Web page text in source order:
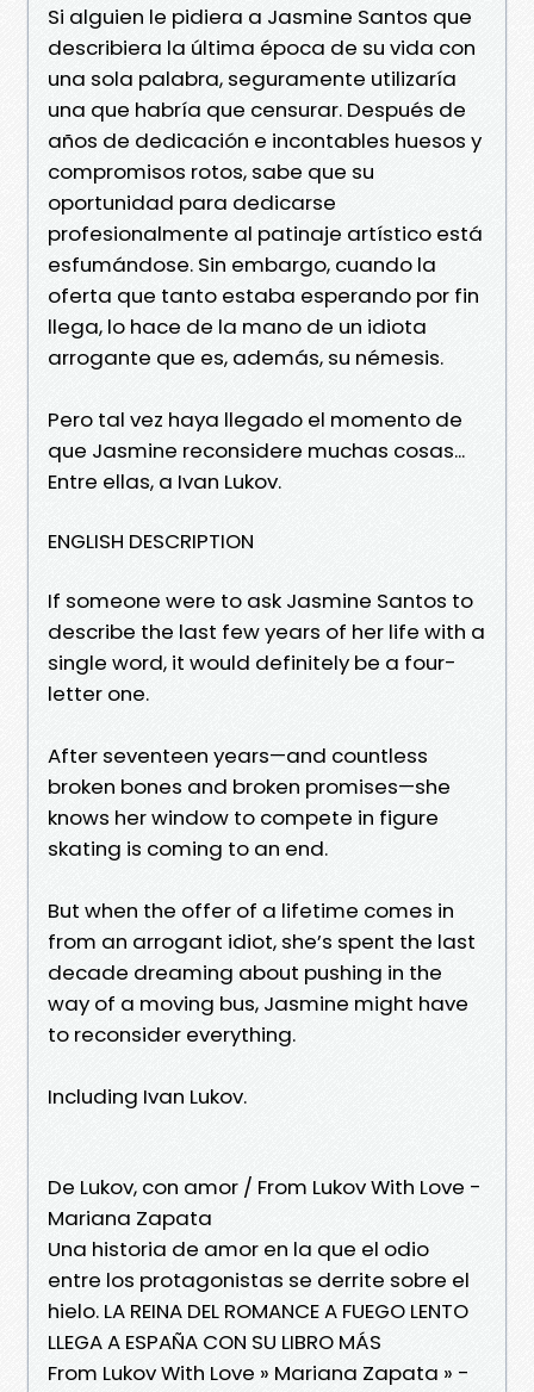
Si alguien le pidiera a Jasmine Santos que
describiera la última época de su vida con
una sola palabra, seguramente utilizaría
una que habría que censurar. Después de
años de dedicación e incontables huesos y
compromisos rotos, sabe que su
oportunidad para dedicarse
profesionalmente al patinaje artístico está
esfumándose. Sin embargo, cuando la
oferta que tanto estaba esperando por fin
llega, lo hace de la mano de un idiota
arrogante que es, además, su némesis.
Pero tal vez haya llegado el momento de
que Jasmine reconsidere muchas cosas...
Entre ellas, a Ivan Lukov.
ENGLISH DESCRIPTION
If someone were to ask Jasmine Santos to
describe the last few years of her life with a
single word, it would definitely be a four-
letter one.
After seventeen years—and countless
broken bones and broken promises—she
knows her window to compete in figure
skating is coming to an end.
But when the offer of a lifetime comes in
from an arrogant idiot, she’s spent the last
decade dreaming about pushing in the
way of a moving bus, Jasmine might have
to reconsider everything.
Including Ivan Lukov.
De Lukov, con amor / From Lukov With Love -
Mariana Zapata
Una historia de amor en la que el odio
entre los protagonistas se derrite sobre el
hielo. LA REINA DEL ROMANCE A FUEGO LENTO
LLEGA A ESPAÑA CON SU LIBRO MÁS
From Lukov With Love » Mariana Zapata » -